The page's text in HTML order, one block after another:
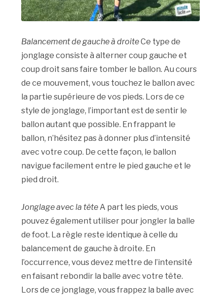
Balancement de gauche à droiteCe type de
jonglage consiste à alterner coup gauche et
coup droit sans faire tomber le ballon. Au cours
de ce mouvement, vous touchez le ballon avec
la partie supérieure de vos pieds. Lors de ce
style de jonglage, l’important est de sentir le
ballon autant que possible. En frappant le
ballon, n’hésitez pas à donner plus d’intensité
avec votre coup. De cette façon, le ballon
navigue facilement entre le pied gauche et le
pied droit.
Jonglage avec la têteA part les pieds, vous
pouvez également utiliser pour jongler la balle
de foot. La règle reste identique à celle du
balancement de gauche à droite. En
l’occurrence, vous devez mettre de l’intensité
en faisant rebondir la balle avec votre tête.
Lors de ce jonglage, vous frappez la balle avec